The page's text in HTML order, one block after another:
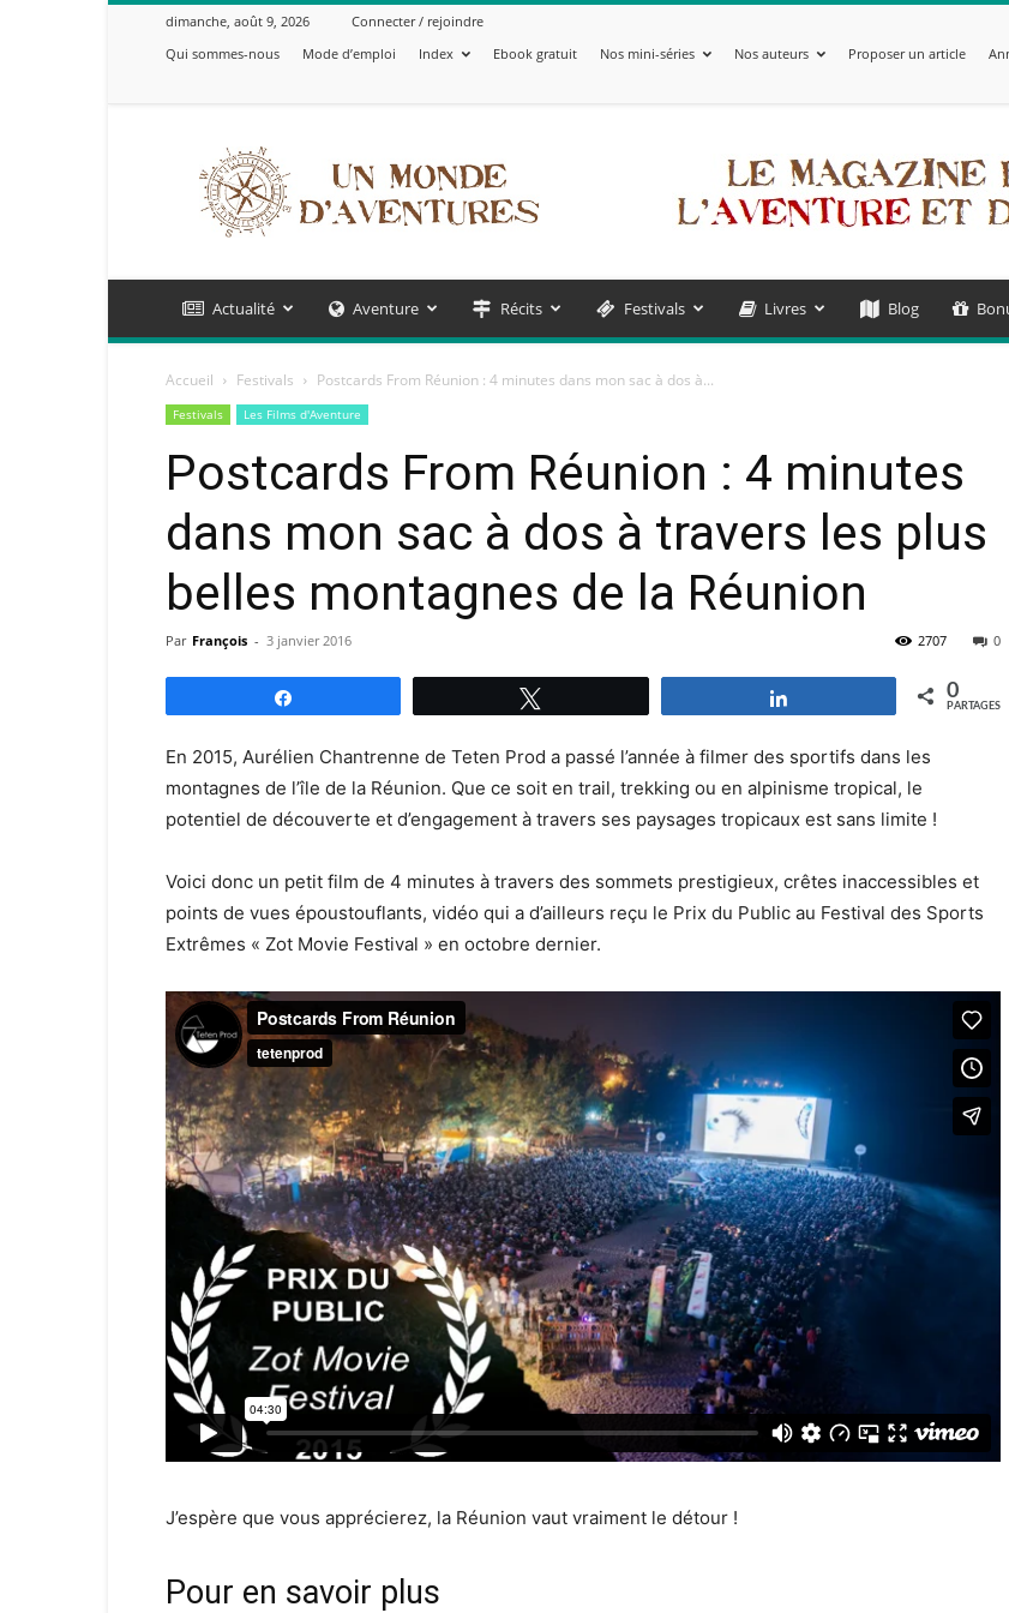
dimanche, août 9, 2026
Connecter / rejoindre
Qui sommes-nous
Mode d’emploi Index Ebook gratuit Nos mini-séries Nos auteurs Proposer un article
Monde
d'Aventures
Actualité Aventure Récits Festivals Livres Blog
Accueil Festivals Postcards From Réunion : 4 minutes dans mon sac à dos à...
Festivals Les Films d'Aventure
Postcards From Réunion : 4 minutes
dans mon sac à dos à travers les plus
belles montagnes de la Réunion
Par François - 3 janvier 2016 0
2707
0
PARTAGES
En 2015, Aurélien Chantrenne de Teten Prod a passé l’année à filmer des sportifs dans les
montagnes de l’île de la Réunion. Que ce soit en trail, trekking ou en alpinisme tropical, le
potentiel de découverte et d’engagement à travers ses paysages tropicaux est sans limite !
Voici donc un petit film de 4 minutes à travers des sommets prestigieux, crêtes inaccessibles et
points de vues époustouflants, vidéo qui a d’ailleurs reçu le Prix du Public au Festival des Sports
Extrêmes « Zot Movie Festival » en octobre dernier.
J’espère que vous apprécierez, la Réunion vaut vraiment le détour !
Pour en savoir plus